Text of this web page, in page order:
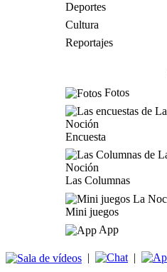
Deportes
Cultura
Reportajes
Fotos
Encuesta
Las Columnas
Mini juegos
App
| |